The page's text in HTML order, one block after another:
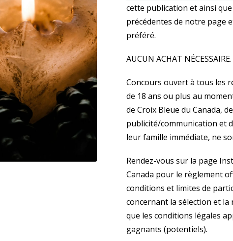
cette publication et ainsi
précédentes de notre page
préféré.
AUCUN ACHAT NÉCESSAIRE.
Concours ouvert à tous les
de 18 ans ou plus au
de Croix Bleue du Canada,
publicité/communication et
leur famille immédiate, ne
Rendez-vous sur la page
Canada pour le règlement
conditions et limites de
concernant la sélection et
que les conditions légales
gagnants (potentiels).